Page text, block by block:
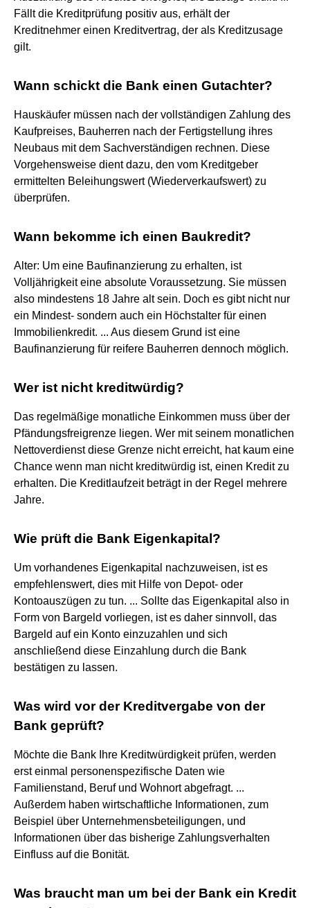
Fällt die Kreditprüfung positiv aus, erhält der
Kreditnehmer einen Kreditvertrag, der als Kreditzusage
gilt.
Wann schickt die Bank einen Gutachter?
Hauskäufer müssen nach der vollständigen Zahlung des
Kaufpreises, Bauherren nach der Fertigstellung ihres
Neubaus mit dem Sachverständigen rechnen. Diese
Vorgehensweise dient dazu, den vom Kreditgeber
ermittelten Beleihungswert (Wiederverkaufswert) zu
überprüfen.
Wann bekomme ich einen Baukredit?
Alter: Um eine Baufinanzierung zu erhalten, ist
Volljährigkeit eine absolute Voraussetzung. Sie müssen
also mindestens 18 Jahre alt sein. Doch es gibt nicht nur
ein Mindest- sondern auch ein Höchstalter für einen
Immobilienkredit. ... Aus diesem Grund ist eine
Baufinanzierung für reifere Bauherren dennoch möglich.
Wer ist nicht kreditwürdig?
Das regelmäßige monatliche Einkommen muss über der
Pfändungsfreigrenze liegen. Wer mit seinem monatlichen
Nettoverdienst diese Grenze nicht erreicht, hat kaum eine
Chance wenn man nicht kreditwürdig ist, einen Kredit zu
erhalten. Die Kreditlaufzeit beträgt in der Regel mehrere
Jahre.
Wie prüft die Bank Eigenkapital?
Um vorhandenes Eigenkapital nachzuweisen, ist es
empfehlenswert, dies mit Hilfe von Depot- oder
Kontoauszügen zu tun. ... Sollte das Eigenkapital also in
Form von Bargeld vorliegen, ist es daher sinnvoll, das
Bargeld auf ein Konto einzuzahlen und sich
anschließend diese Einzahlung durch die Bank
bestätigen zu lassen.
Was wird vor der Kreditvergabe von der
Bank geprüft?
Möchte die Bank Ihre Kreditwürdigkeit prüfen, werden
erst einmal personenspezifische Daten wie
Familienstand, Beruf und Wohnort abgefragt. ...
Außerdem haben wirtschaftliche Informationen, zum
Beispiel über Unternehmensbeteiligungen, und
Informationen über das bisherige Zahlungsverhalten
Einfluss auf die Bonität.
Was braucht man um bei der Bank ein Kredit